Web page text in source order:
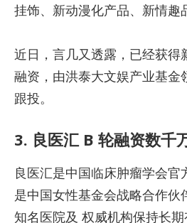
挂饰、新动漫化产品、新情趣
近日，言几又透露，已经获得
融资，由洪泰大文娱产业基金
跟投。
3. 良医汇 B 轮融资数千
良医汇是中国临床肿瘤学会
是中国女性基金会战略合作伙
知名医院及 权威机构保持长